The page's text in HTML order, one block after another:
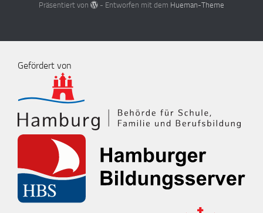
Präsentiert von - Entworfen mit dem Hueman-Theme
Gefördert von